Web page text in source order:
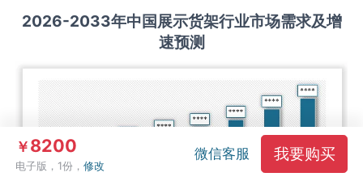
2026-2033年中国展示货架行业市场需求及增
速预测
￥8200
电子版，1份，修改
微信客服 我要购买